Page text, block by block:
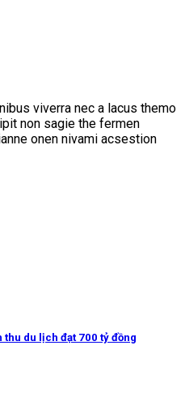
viverra nec a lacus themo
non sagie the fermen
onen nivami acsestion
thu du lịch đạt 700 tỷ đồng